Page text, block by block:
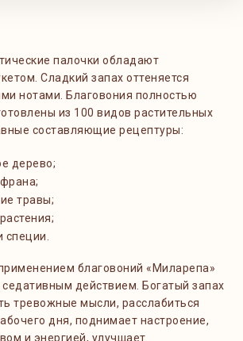
палочки обладают
Сладкий запах оттеняется
нотами. Благовония полностью
из 100 видов растительных
составляющие рецептуры:
дерево;
;
травы;
;
специи.
благовоний «Миларепа»
действием. Богатый запах
тревожные мысли, расслабиться
дня, поднимает настроение,
и энергией, улучшает